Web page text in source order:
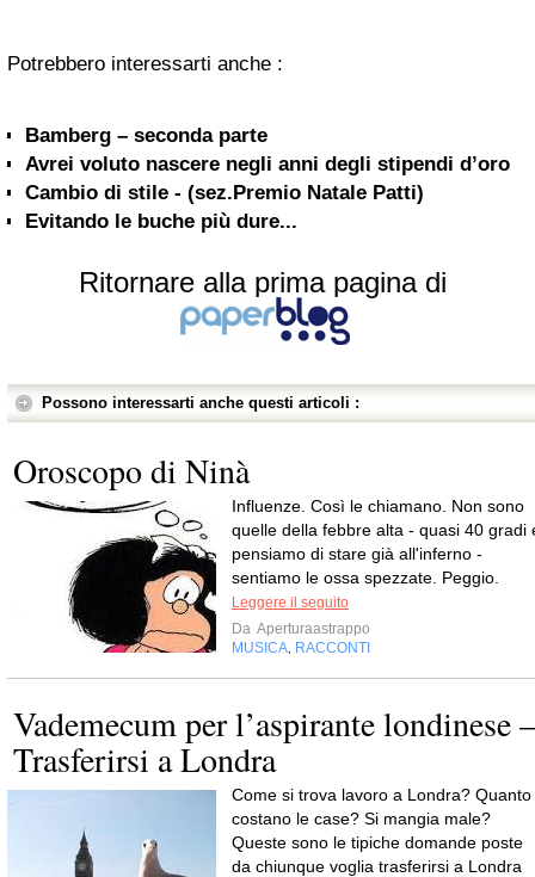
Potrebbero interessarti anche :
Bamberg – seconda parte
Avrei voluto nascere negli anni degli stipendi d’oro
Cambio di stile - (sez.Premio Natale Patti)
Evitando le buche più dure...
Ritornare alla prima pagina di
Possono interessarti anche questi articoli :
Oroscopo di Ninà
Influenze. Così le chiamano. Non sono
quelle della febbre alta - quasi 40 gradi
pensiamo di stare già all'inferno -
sentiamo le ossa spezzate. Peggio.
Leggere il seguito
Da Aperturaastrappo
MUSICA RACCONTI
Vademecum per l’aspirante londinese –
Trasferirsi a Londra
Come si trova lavoro a Londra? Quanto
costano le case? Si mangia male?
Queste sono le tipiche domande poste
da chiunque voglia trasferirsi a Londra